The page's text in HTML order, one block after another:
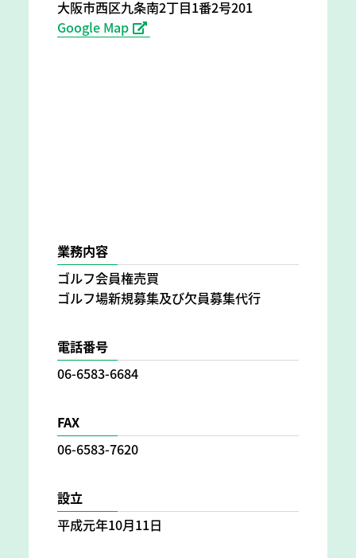
大阪市西区九条南2丁目1番2号201
Google Map
業務内容
ゴルフ会員権売買
ゴルフ場新規募集及び欠員募集代行
電話番号
06-6583-6684
FAX
06-6583-7620
設立
平成元年10月11日